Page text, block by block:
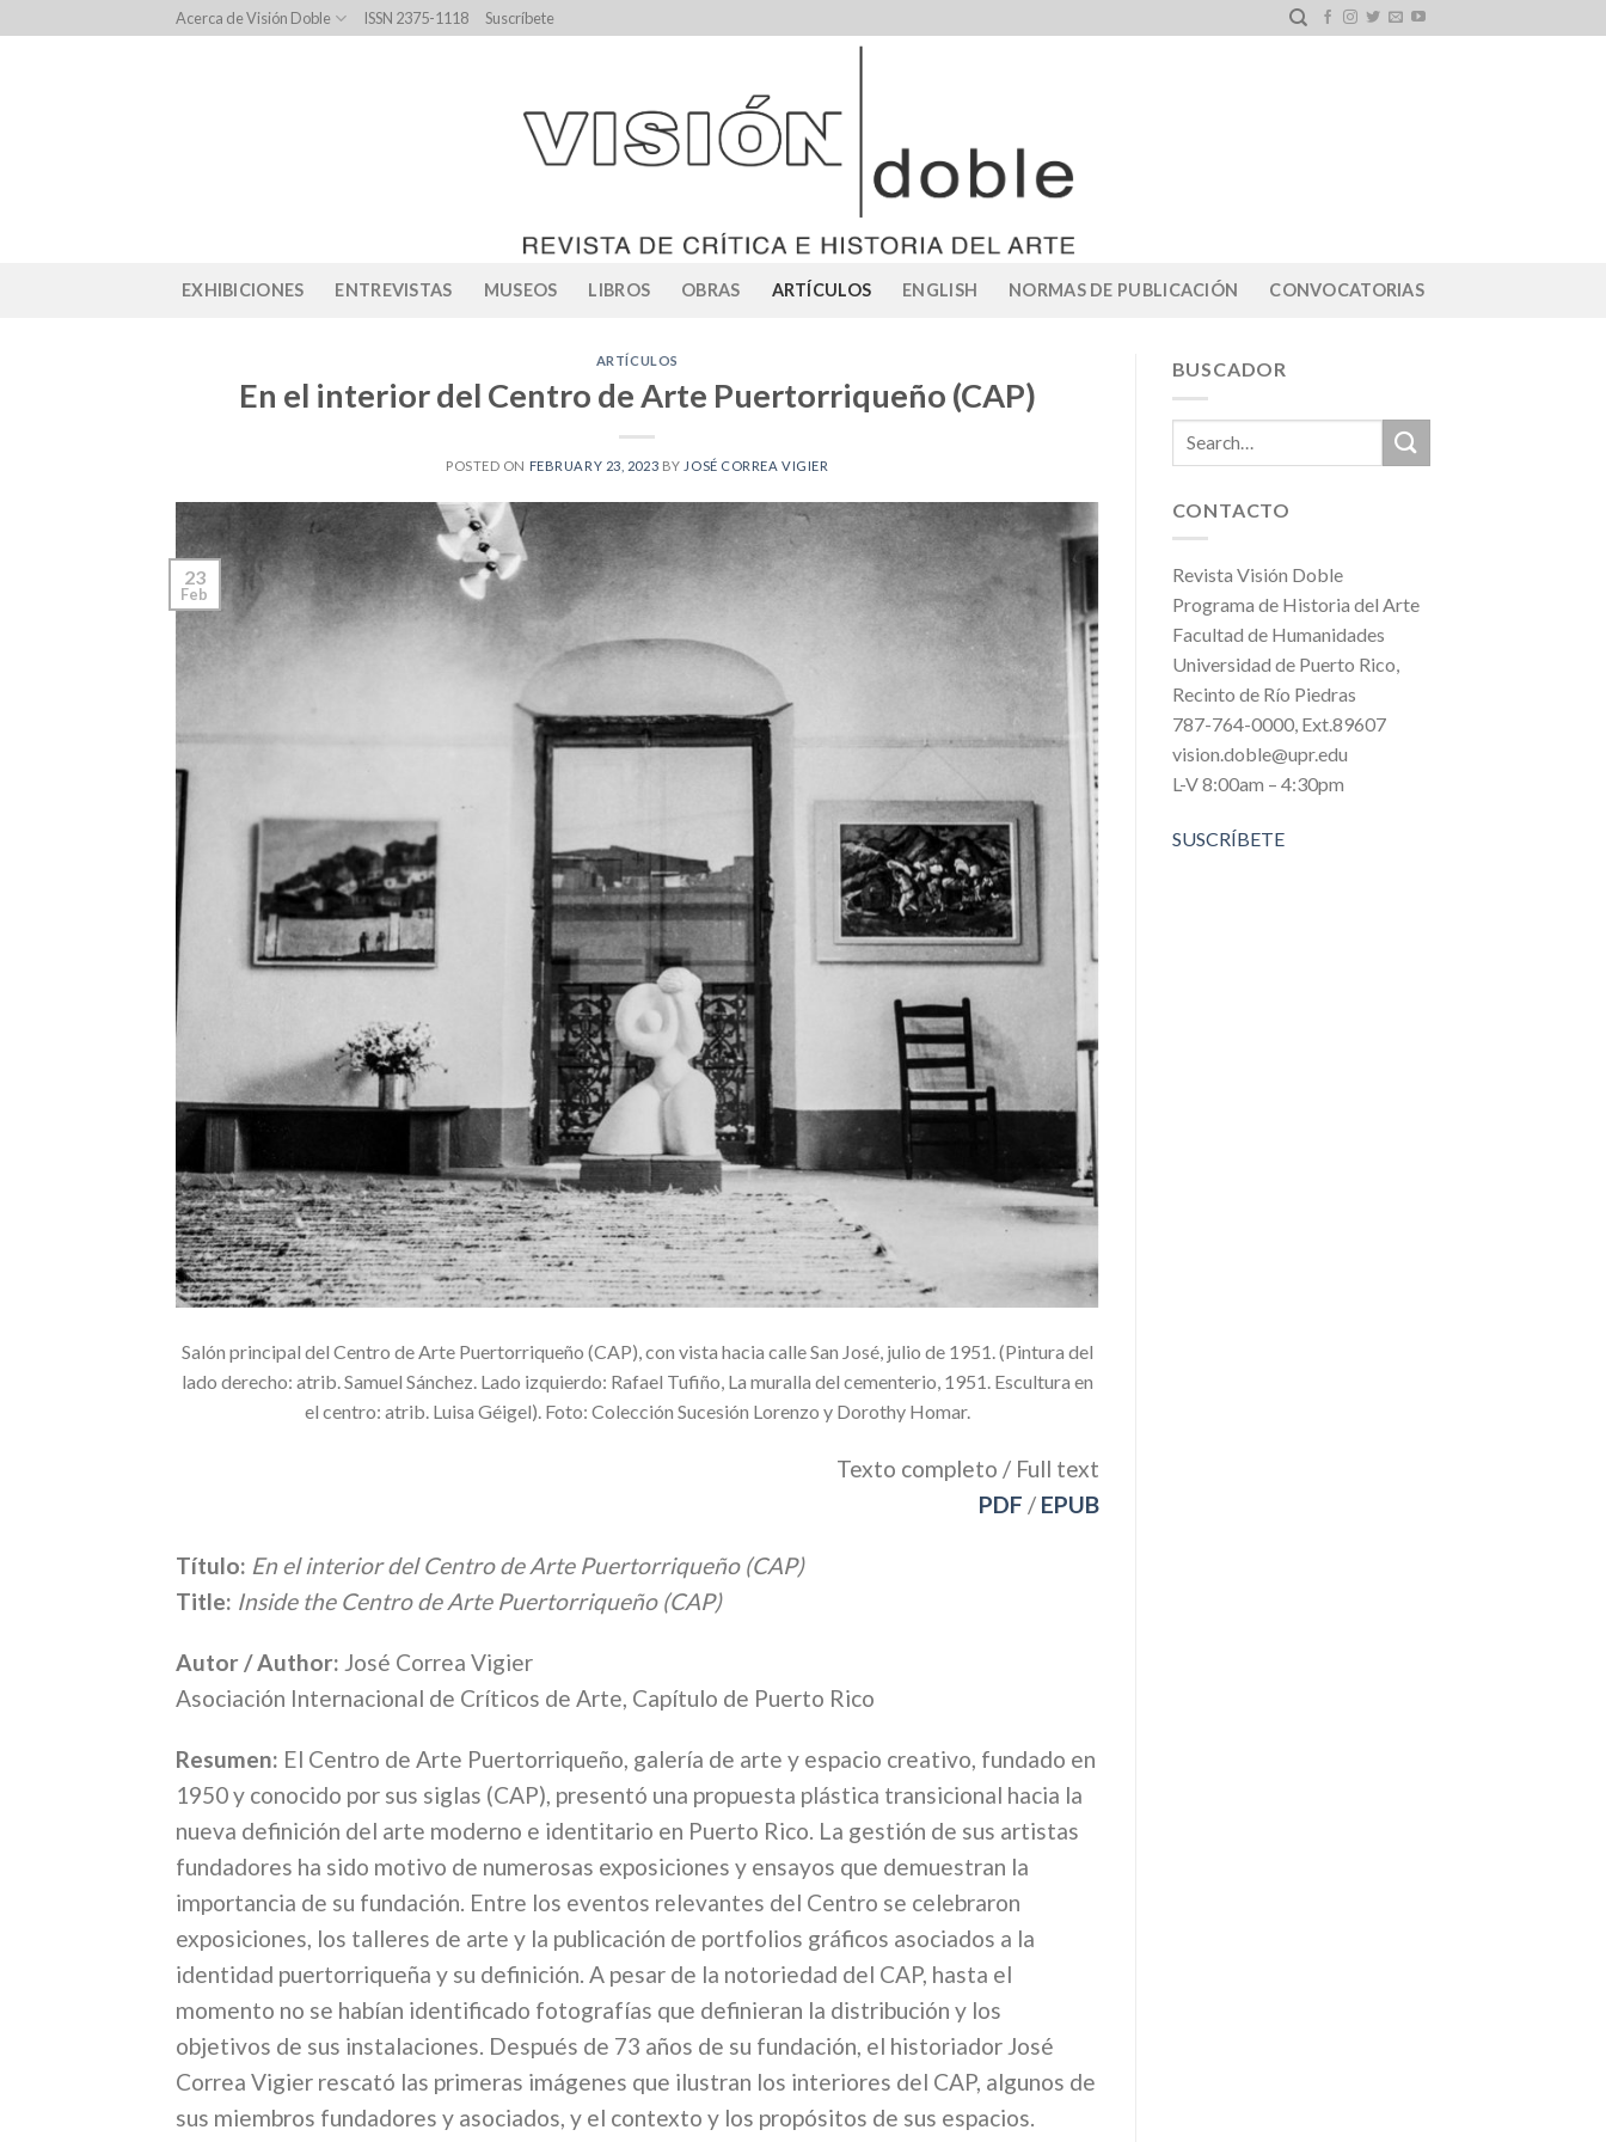
to
Acerca de Visión Doble ISSN 2375-1118 Suscríbete
EXHIBICIONES ENTREVISTAS MUSEOS LIBROS OBRAS ARTÍCULOS ENGLISH NORMAS DE PUBLICACIÓN CONVOCATORIAS
ARTÍCULOS
En el interior del Centro de Arte Puertorriqueño (CAP)
POSTED ON FEBRUARY 23, 2023 BY JOSÉ CORREA VIGIER
23
Feb
Salón principal del Centro de Arte Puertorriqueño (CAP), con vista hacia calle San José, julio de 1951. (Pintura del
lado derecho: atrib. Samuel Sánchez. Lado izquierdo: Rafael Tufiño, La muralla del cementerio, 1951. Escultura en
el centro: atrib. Luisa Géigel). Foto: Colección Sucesión Lorenzo y Dorothy Homar.
Texto completo / Full text
PDF / EPUB
Título: En el interior del Centro de Arte Puertorriqueño (CAP)
Title: Inside the Centro de Arte Puertorriqueño (CAP)
Autor / Author: José Correa Vigier
Asociación Internacional de Críticos de Arte, Capítulo de Puerto Rico
Resumen: El Centro de Arte Puertorriqueño, galería de arte y espacio creativo, fundado en
1950 y conocido por sus siglas (CAP), presentó una propuesta plástica transicional hacia la
nueva definición del arte moderno e identitario en Puerto Rico. La gestión de sus artistas
fundadores ha sido motivo de numerosas exposiciones y ensayos que demuestran la
importancia de su fundación. Entre los eventos relevantes del Centro se celebraron
exposiciones, los talleres de arte y la publicación de portfolios gráficos asociados a la
identidad puertorriqueña y su definición. A pesar de la notoriedad del CAP, hasta el
momento no se habían identificado fotografías que definieran la distribución y los
objetivos de sus instalaciones. Después de 73 años de su fundación, el historiador José
Correa Vigier rescató las primeras imágenes que ilustran los interiores del CAP, algunos de
sus miembros fundadores y asociados, y el contexto y los propósitos de sus espacios.
BUSCADOR
CONTACTO
Revista Visión Doble
Programa de Historia del Arte
Facultad de Humanidades
Universidad de Puerto Rico,
Recinto de Río Piedras
787-764-0000, Ext.89607
vision.doble@upr.edu
L-V 8:00am – 4:30pm
SUSCRÍBETE